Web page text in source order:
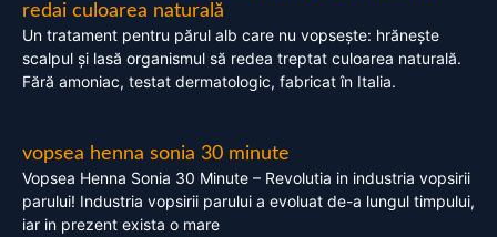
redai culoarea naturală
Un tratament pentru părul alb care nu vopsește: hrănește
scalpul și lasă organismul să redea treptat culoarea naturală.
Fără amoniac, testat dermatologic, fabricat în Italia.
vopsea henna sonia 30 minute
Vopsea Henna Sonia 30 Minute – Revolutia in industria vopsirii
parului! Industria vopsirii parului a evoluat de-a lungul timpului,
iar in prezent exista o mare